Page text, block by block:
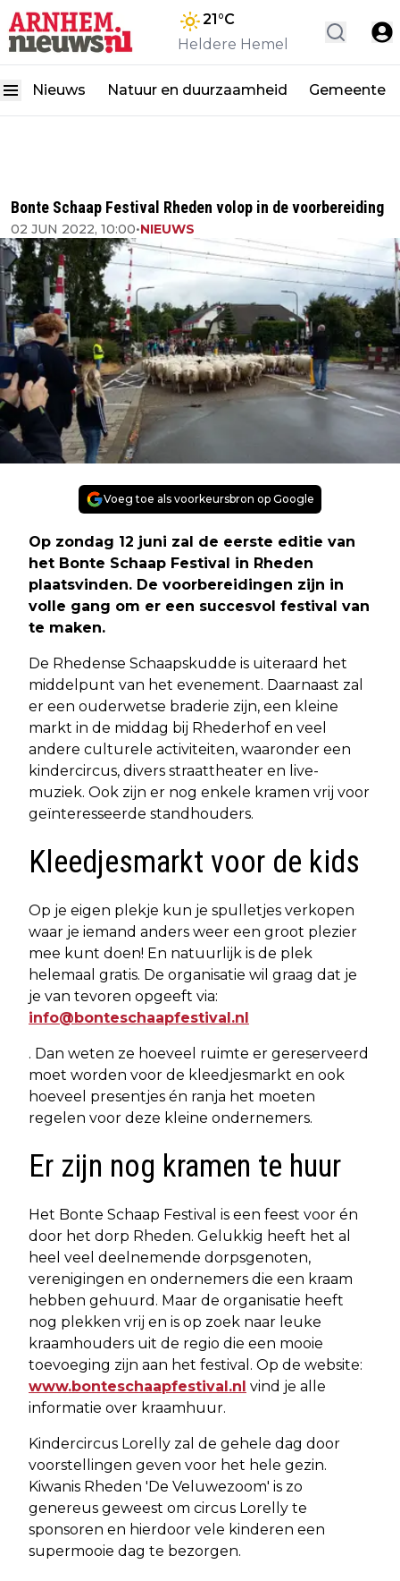
21°C
Heldere Hemel
Nieuws Natuur en duurzaamheid Gemeente
Bonte Schaap Festival Rheden volop in de voorbereiding
02 JUN 2022, 10:00•NIEUWS
Voeg toe als voorkeursbron op Google
Op zondag 12 juni zal de eerste editie van
het Bonte Schaap Festival in Rheden
plaatsvinden. De voorbereidingen zijn in
volle gang om er een succesvol festival van
te maken.
De Rhedense Schaapskudde is uiteraard het
middelpunt van het evenement. Daarnaast zal
er een ouderwetse braderie zijn, een kleine
markt in de middag bij Rhederhof en veel
andere culturele activiteiten, waaronder een
kindercircus, divers straattheater en live-
muziek. Ook zijn er nog enkele kramen vrij voor
geïnteresseerde standhouders.
Kleedjesmarkt voor de kids
Op je eigen plekje kun je spulletjes verkopen
waar je iemand anders weer een groot plezier
mee kunt doen! En natuurlijk is de plek
helemaal gratis. De organisatie wil graag dat je
je van tevoren opgeeft via:
info@bonteschaapfestival.nl
. Dan weten ze hoeveel ruimte er gereserveerd
moet worden voor de kleedjesmarkt en ook
hoeveel presentjes én ranja het moeten
regelen voor deze kleine ondernemers.
Er zijn nog kramen te huur
Het Bonte Schaap Festival is een feest voor én
door het dorp Rheden. Gelukkig heeft het al
heel veel deelnemende dorpsgenoten,
verenigingen en ondernemers die een kraam
hebben gehuurd. Maar de organisatie heeft
nog plekken vrij en is op zoek naar leuke
kraamhouders uit de regio die een mooie
toevoeging zijn aan het festival. Op de website:
www.bonteschaapfestival.nl vind je alle
informatie over kraamhuur.
Kindercircus Lorelly zal de gehele dag door
voorstellingen geven voor het hele gezin.
Kiwanis Rheden 'De Veluwezoom' is zo
genereus geweest om circus Lorelly te
sponsoren en hierdoor vele kinderen een
supermooie dag te bezorgen.